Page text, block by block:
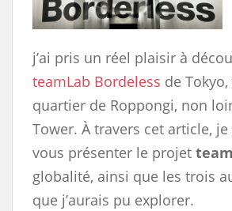
j’ai pris un réel plaisir à
teamLab Bordeless de
quartier de Roppongi, non
Tower. À travers cet article,
vous présenter le projet
globalité, ainsi que les trois
que j’aurais pu explorer.